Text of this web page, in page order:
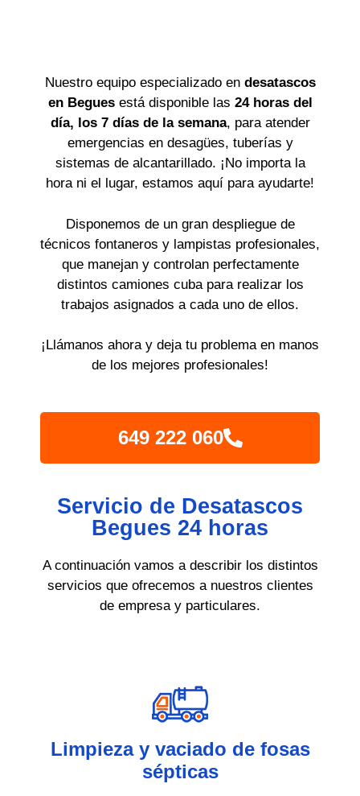
Nuestro equipo especializado en desatascos
en Begues está disponible las 24 horas del
día, los 7 días de la semana, para atender
emergencias en desagües, tuberías y
sistemas de alcantarillado. ¡No importa la
hora ni el lugar, estamos aquí para ayudarte!
Disponemos de un gran despliegue de
técnicos fontaneros y lampistas profesionales,
que manejan y controlan perfectamente
distintos camiones cuba para realizar los
trabajos asignados a cada uno de ellos.
¡Llámanos ahora y deja tu problema en manos
de los mejores profesionales!
649 222 060
Servicio de Desatascos
Begues 24 horas
A continuación vamos a describir los distintos
servicios que ofrecemos a nuestros clientes
de empresa y particulares.
Limpieza y vaciado de fosas
sépticas